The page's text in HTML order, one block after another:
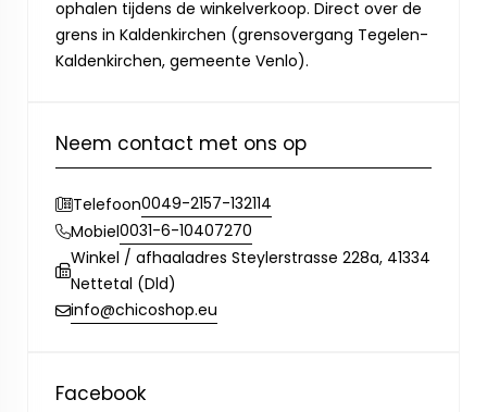
ophalen tijdens de winkelverkoop. Direct over de
grens in Kaldenkirchen (grensovergang Tegelen-
Kaldenkirchen, gemeente Venlo).
Neem contact met ons op
Telefoon0049-2157-132114
Mobiel0031-6-10407270
Winkel / afhaaladres Steylerstrasse 228a, 41334
Nettetal (Dld)
info@chicoshop.eu
Facebook